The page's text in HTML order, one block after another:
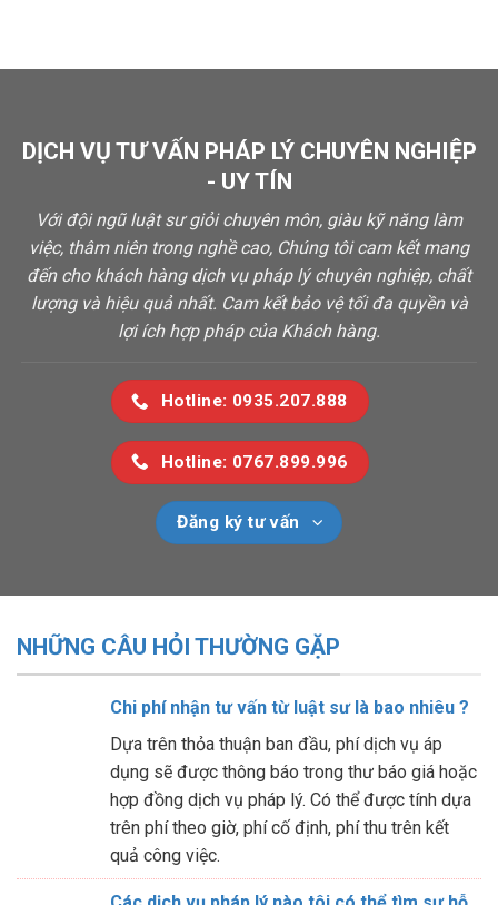
DỊCH VỤ TƯ VẤN PHÁP LÝ CHUYÊN NGHIỆP
- UY TÍN
Với đội ngũ luật sư giỏi chuyên môn, giàu kỹ năng làm
việc, thâm niên trong nghề cao, Chúng tôi cam kết mang
đến cho khách hàng dịch vụ pháp lý chuyên nghiệp, chất
lượng và hiệu quả nhất. Cam kết bảo vệ tối đa quyền và
lợi ích hợp pháp của Khách hàng.
Hotline: 0935.207.888
Hotline: 0767.899.996
Đăng ký tư vấn
NHỮNG CÂU HỎI THƯỜNG GẶP
Chi phí nhận tư vấn từ luật sư là bao nhiêu ?
Dựa trên thỏa thuận ban đầu, phí dịch vụ áp
dụng sẽ được thông báo trong thư báo giá hoặc
hợp đồng dịch vụ pháp lý. Có thể được tính dựa
trên phí theo giờ, phí cố định, phí thu trên kết
quả công việc.